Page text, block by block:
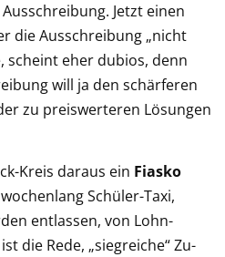
Jetzt einen
die Ausschreibung „nicht
scheint eher dubios, denn
will ja den schärferen
zu preiswerteren Lösungen
Kreis daraus ein Fiasko
Schüler-Taxi,
entlassen, von Lohn-
die Rede, „siegreiche“ Zu-